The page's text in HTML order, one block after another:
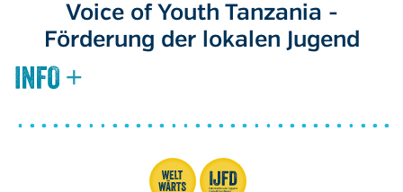
Voice of Youth Tanzania -
Förderung der lokalen Jugend